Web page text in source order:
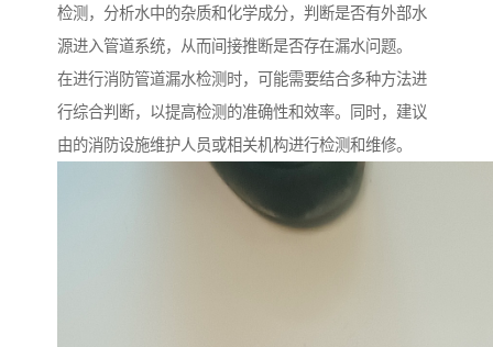
检测，分析水中的杂质和化学成分，判断是否有外部水
源进入管道系统，从而间接推断是否存在漏水问题。
在进行消防管道漏水检测时，可能需要结合多种方法进
行综合判断，以提高检测的准确性和效率。同时，建议
由的消防设施维护人员或相关机构进行检测和维修。